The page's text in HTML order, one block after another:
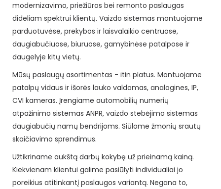
modernizavimo, priežiūros bei remonto paslaugas
dideliam spektrui klientų. Vaizdo sistemas montuojame
parduotuvėse, prekybos ir laisvalaikio centruose,
daugiabučiuose, biuruose, gamybinėse patalpose ir
daugelyje kitų vietų.
Mūsų paslaugų asortimentas - itin platus. Montuojame
patalpų vidaus ir išorės lauko valdomas, analogines, IP,
CVI kameras. Įrengiame automobilių numerių
atpažinimo sistemas ANPR, vaizdo stebėjimo sistemas
daugiabučių namų bendrijoms. Siūlome žmonių srautų
skaičiavimo sprendimus.
Užtikriname aukštą darbų kokybę už prieinamą kainą.
Kiekvienam klientui galime pasiūlyti individualiai jo
poreikius atitinkantį paslaugos variantą. Negana to,